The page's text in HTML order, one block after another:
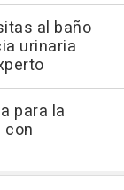
al baño
urinaria
para la
con